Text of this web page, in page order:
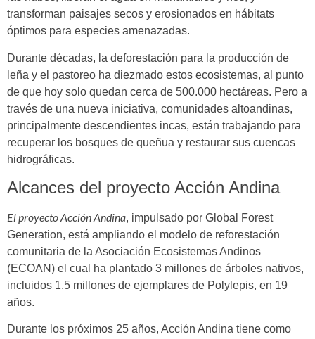
transforman paisajes secos y erosionados en hábitats
óptimos para especies amenazadas.
Durante décadas, la deforestación para la producción de
leña y el pastoreo ha diezmado estos ecosistemas, al punto
de que hoy solo quedan cerca de 500.000 hectáreas. Pero a
través de una nueva iniciativa, comunidades altoandinas,
principalmente descendientes incas, están trabajando para
recuperar los bosques de queñua y restaurar sus cuencas
hidrográficas.
Alcances del proyecto Acción Andina
El proyecto Acción Andina, impulsado por Global Forest
Generation, está ampliando el modelo de reforestación
comunitaria de la Asociación Ecosistemas Andinos
(ECOAN) el cual ha plantado 3 millones de árboles nativos,
incluidos 1,5 millones de ejemplares de Polylepis, en 19
años.
Durante los próximos 25 años, Acción Andina tiene como